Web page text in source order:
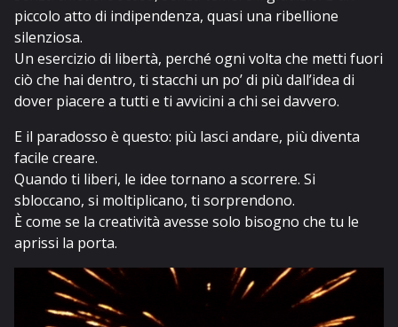
piccolo atto di indipendenza, quasi una ribellione
silenziosa.
Un esercizio di libertà, perché ogni volta che metti fuori
ciò che hai dentro, ti stacchi un po’ di più dall’idea di
dover piacere a tutti e ti avvicini a chi sei davvero.
E il paradosso è questo: più lasci andare, più diventa
facile creare.
Quando ti liberi, le idee tornano a scorrere. Si
sbloccano, si moltiplicano, ti sorprendono.
È come se la creatività avesse solo bisogno che tu le
aprissi la porta.